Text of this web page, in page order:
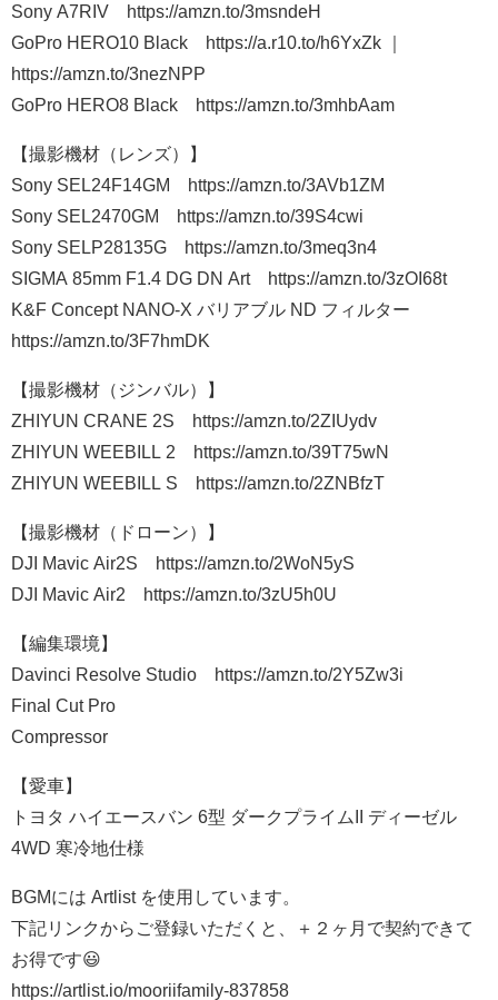
Sony A7RIV https://amzn.to/3msndeH
GoPro HERO10 Black https://a.r10.to/h6YxZk ｜
https://amzn.to/3nezNPP
GoPro HERO8 Black https://amzn.to/3mhbAam
【撮影機材（レンズ）】
Sony SEL24F14GM https://amzn.to/3AVb1ZM
Sony SEL2470GM https://amzn.to/39S4cwi
Sony SELP28135G https://amzn.to/3meq3n4
SIGMA 85mm F1.4 DG DN Art https://amzn.to/3zOI68t
K&F Concept NANO-X バリアブル ND フィルター
https://amzn.to/3F7hmDK
【撮影機材（ジンバル）】
ZHIYUN CRANE 2S https://amzn.to/2ZIUydv
ZHIYUN WEEBILL 2 https://amzn.to/39T75wN
ZHIYUN WEEBILL S https://amzn.to/2ZNBfzT
【撮影機材（ドローン）】
DJI Mavic Air2S https://amzn.to/2WoN5yS
DJI Mavic Air2 https://amzn.to/3zU5h0U
【編集環境】
Davinci Resolve Studio https://amzn.to/2Y5Zw3i
Final Cut Pro
Compressor
【愛車】
トヨタ ハイエースバン 6型 ダークプライムII ディーゼル
4WD 寒冷地仕様
BGMには Artlist を使用しています。
下記リンクからご登録いただくと、＋２ヶ月で契約できて
お得です😃
https://artlist.io/mooriifamily-837858